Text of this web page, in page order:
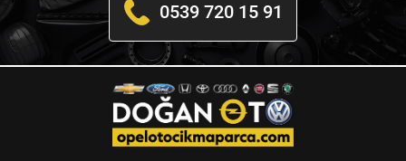
0539 720 15 91